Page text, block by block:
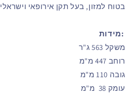
בטוח למזון, בעל תקן אירופאי וישראלי
:מידות
משקל 563 ג"ר
רוחב 447 מ"מ
גובה 110 מ"מ
עומק 38 מ"מ